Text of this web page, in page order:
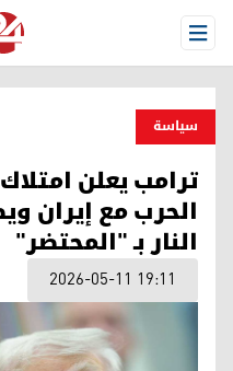
Open Menu
سیاسة
ترامب يعلن
الحرب مع إيران
النار بـ "المحتضر"
2026-05-11 19:11